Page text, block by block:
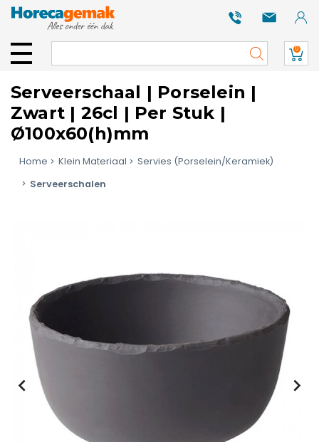
0
Serveerschaal | Porselein |
Zwart | 26cl | Per Stuk |
Ø100x60(h)mm
Home Klein Materiaal
Servies (Porselein/Keramiek)
Serveerschalen